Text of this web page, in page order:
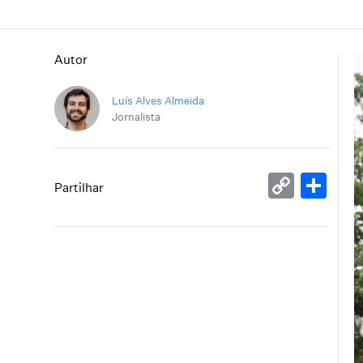
Autor
Luís Alves Almeida
Jornalista
Partilhar
Copy